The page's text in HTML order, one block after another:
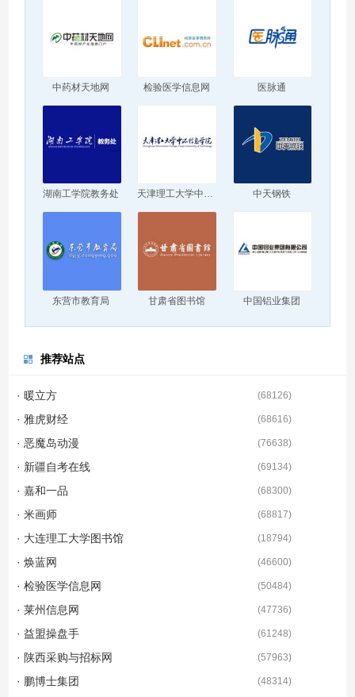
中药材天地网 检验医学信息网 医脉通
湖南工学院教务处 天津理工大学中环信息学院 中天钢铁
东营市教育局 甘肃省图书馆 中国铝业集团
推荐站点
· 暖立方 (68126)
· 雅虎财经 (68616)
· 恶魔岛动漫 (76638)
· 新疆自考在线 (69134)
· 嘉和一品 (68300)
· 米画师 (68817)
· 大连理工大学图书馆 (18794)
· 焕蓝网 (46600)
· 检验医学信息网 (50484)
· 莱州信息网 (47736)
· 益盟操盘手 (61248)
· 陕西采购与招标网 (57963)
· 鹏博士集团 (48314)